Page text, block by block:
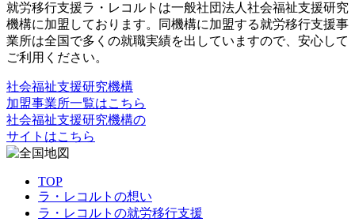
就労移行支援ラ・レコルトは一般社団法人社会福祉支援研究
機構に加盟しております。同機構に加盟する就労移行支援事
業所は全国で多くの就職実績を出していますので、安心して
ご利用ください。
社会福祉支援研究機構
加盟事業所一覧はこちら
社会福祉支援研究機構の
サイトはこちら
TOP
ラ・レコルトの想い
ラ・レコルトの就労移行支援